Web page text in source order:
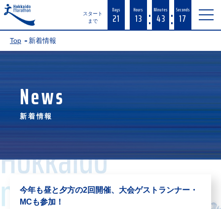
スタート
まで
Days
21
Hours
13 : Minutes
43 : Seconds
17
Top 新着情報
News
新着情報
今年も昼と夕方の2回開催、大会ゲストランナー・
MCも参加！